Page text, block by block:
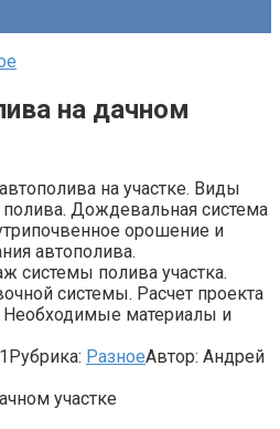
на дачном
на участке. Виды
полива. Дождевальная система
орошение и
автополива.
системы полива участка.
системы. Расчет проекта
Необходимые материалы и
Рубрика: РазноеАвтор: Андрей